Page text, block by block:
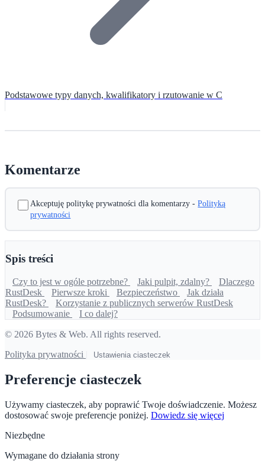
Podstawowe typy danych, kwalifikatory i rzutowanie w C
Komentarze
Akceptuję politykę prywatności dla komentarzy -Polityką
prywatności
Spis treści
Czy to jest w ogóle potrzebne? Jaki pulpit, zdalny?
Dlaczego
RustDesk
Pierwsze kroki Bezpieczeństwo
Jak działa
RustDesk?
Korzystanie z publicznych serwerów RustDesk
Podsumowanie
I co dalej?
© 2026 Bytes & Web. All rights reserved.
Polityka prywatności
Ustawienia ciasteczek
Preferencje ciasteczek
Używamy ciasteczek, aby poprawić Twoje doświadczenie. Możesz
dostosować swoje preferencje poniżej. Dowiedz się więcej
Niezbędne
Wymagane do działania strony